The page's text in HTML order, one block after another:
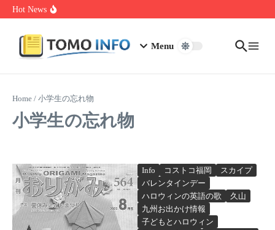
Skip to content
Hot News
Nakrutka Instagram Like: Why Free Offers Cost You More Later
Menu
Home / 小学生の忘れ物
小学生の忘れ物
Info コストコ福岡
スカイプ
バレンタインデー
ハロウィンの英語の歌
久山
九州お出かけ情報
子どもとハロウィン